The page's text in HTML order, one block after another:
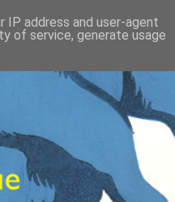
IP address and user-agent
of service, generate usage